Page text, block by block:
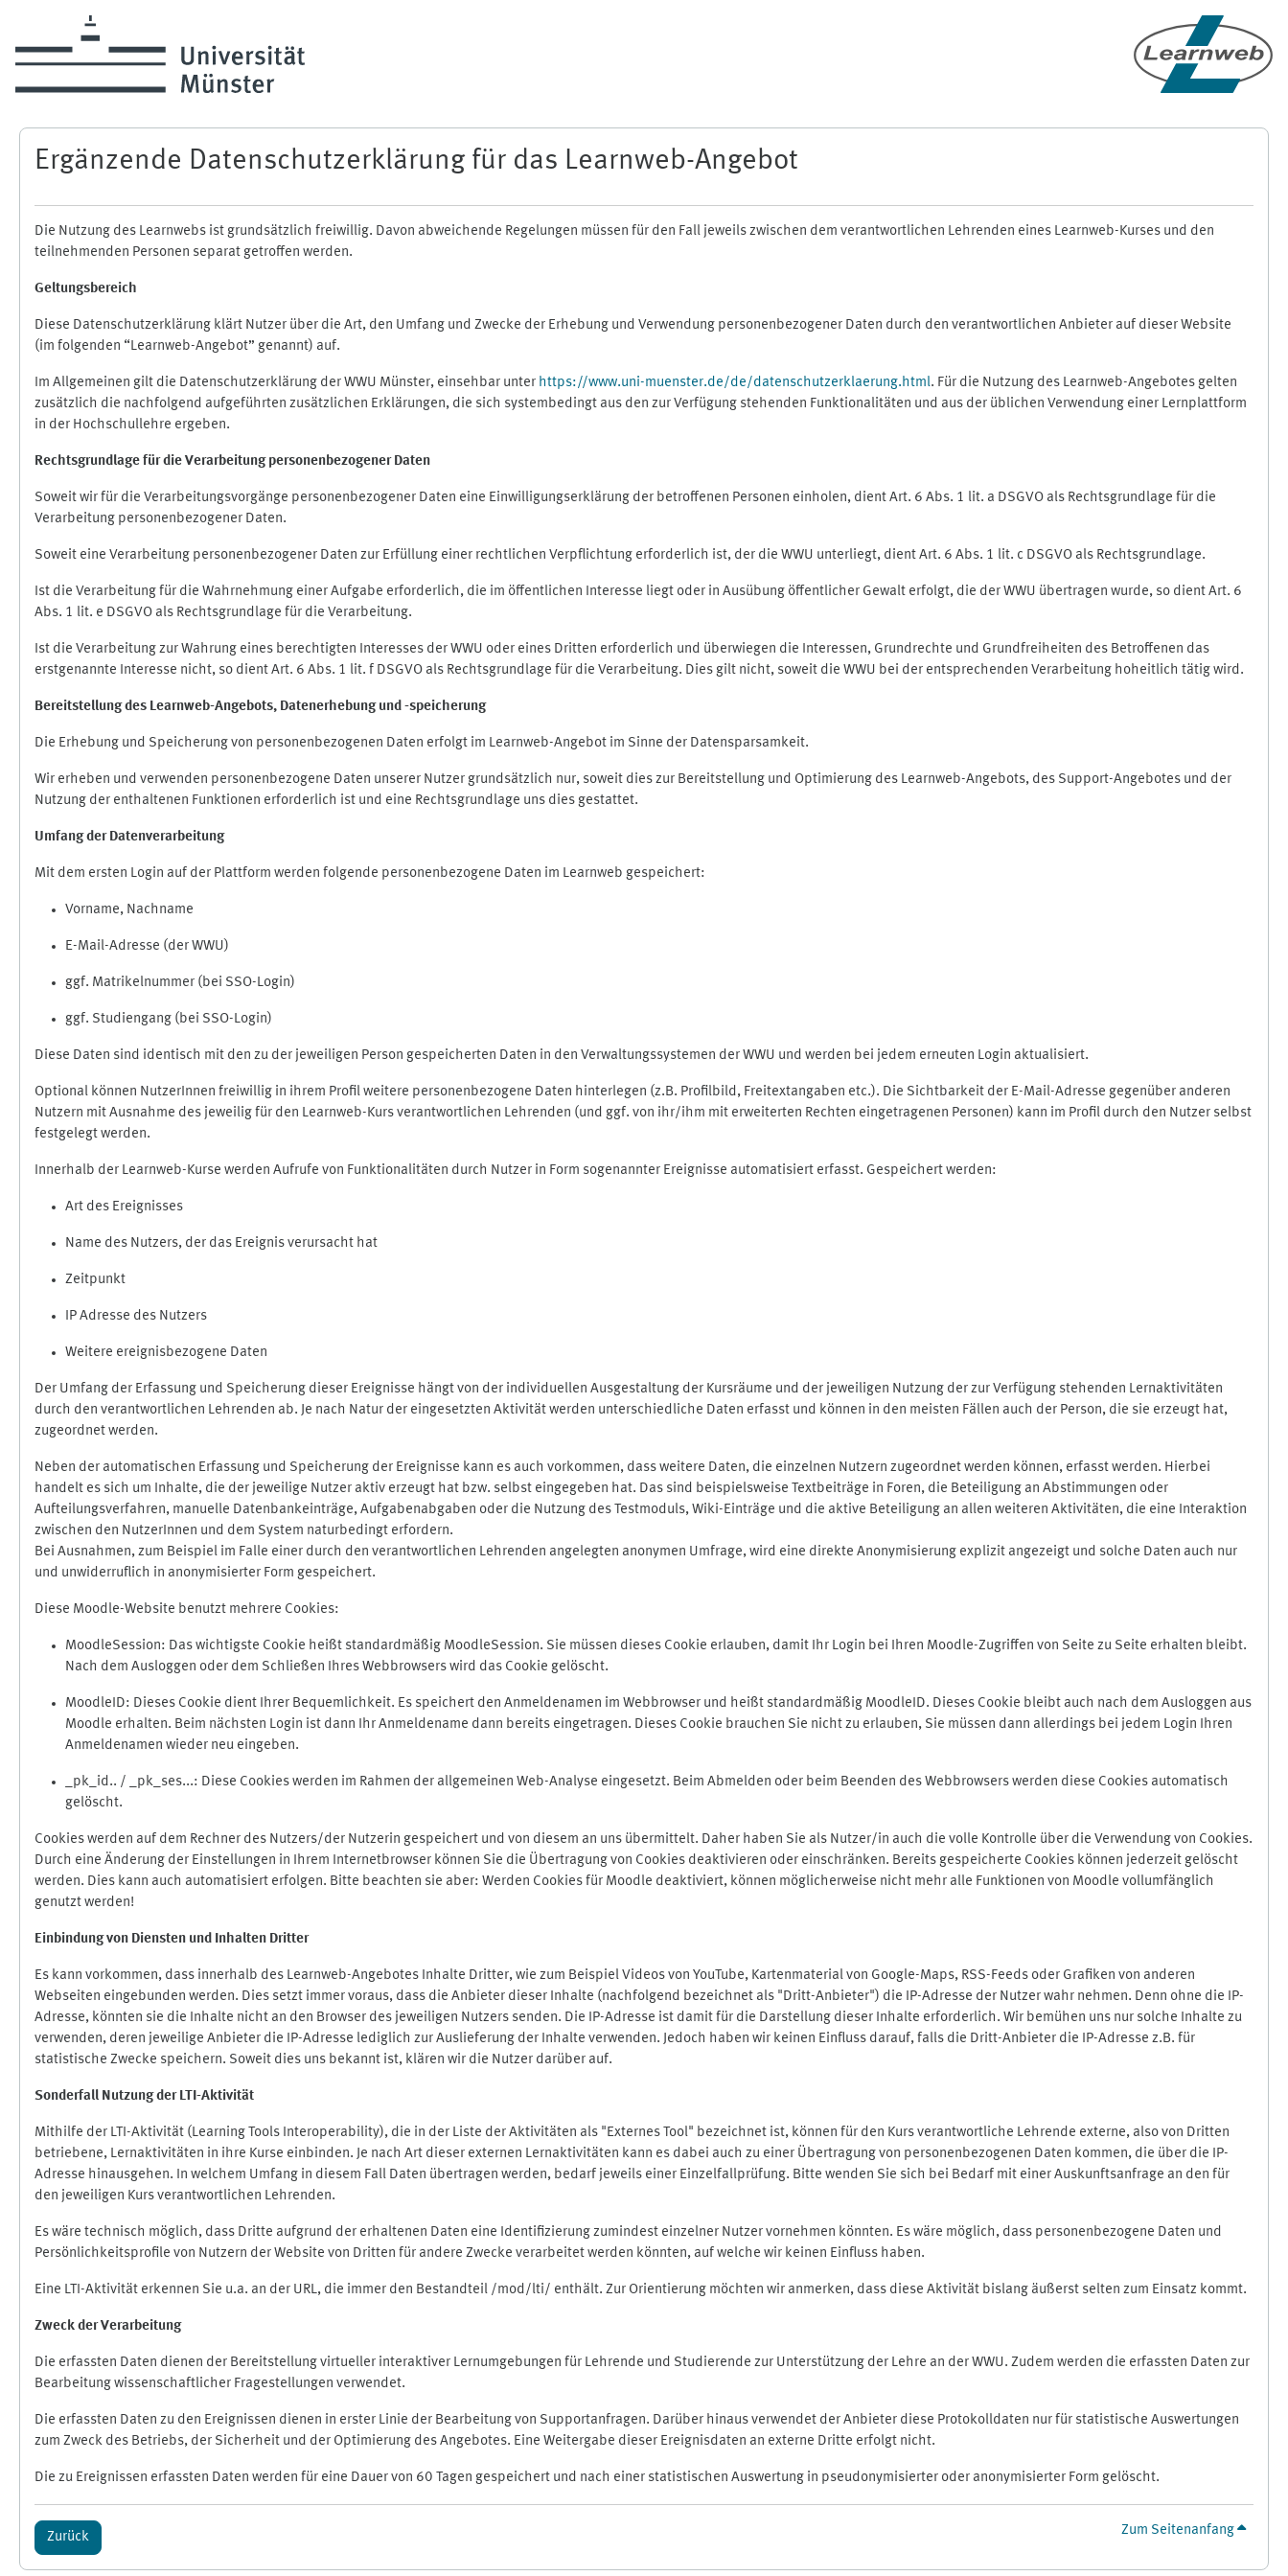
Ergänzende Datenschutzerklärung für das Learnweb-Angebot
Die Nutzung des Learnwebs ist grundsätzlich freiwillig. Davon abweichende Regelungen müssen für den Fall jeweils zwischen dem verantwortlichen Lehrenden eines Learnweb-Kurses und den
teilnehmenden Personen separat getroffen werden.
Geltungsbereich
Diese Datenschutzerklärung klärt Nutzer über die Art, den Umfang und Zwecke der Erhebung und Verwendung personenbezogener Daten durch den verantwortlichen Anbieter auf dieser Website
(im folgenden “Learnweb-Angebot” genannt) auf.
Im Allgemeinen gilt die Datenschutzerklärung der WWU Münster, einsehbar unter https://www.uni-muenster.de/de/datenschutzerklaerung.html. Für die Nutzung des Learnweb-Angebotes gelten
zusätzlich die nachfolgend aufgeführten zusätzlichen Erklärungen, die sich systembedingt aus den zur Verfügung stehenden Funktionalitäten und aus der üblichen Verwendung einer Lernplattform
in der Hochschullehre ergeben.
Rechtsgrundlage für die Verarbeitung personenbezogener Daten
Soweit wir für die Verarbeitungsvorgänge personenbezogener Daten eine Einwilligungserklärung der betroffenen Personen einholen, dient Art. 6 Abs. 1 lit. a DSGVO als Rechtsgrundlage für die
Verarbeitung personenbezogener Daten.
Soweit eine Verarbeitung personenbezogener Daten zur Erfüllung einer rechtlichen Verpflichtung erforderlich ist, der die WWU unterliegt, dient Art. 6 Abs. 1 lit. c DSGVO als Rechtsgrundlage.
Ist die Verarbeitung für die Wahrnehmung einer Aufgabe erforderlich, die im öffentlichen Interesse liegt oder in Ausübung öffentlicher Gewalt erfolgt, die der WWU übertragen wurde, so dient Art. 6
Abs. 1 lit. e DSGVO als Rechtsgrundlage für die Verarbeitung.
Ist die Verarbeitung zur Wahrung eines berechtigten Interesses der WWU oder eines Dritten erforderlich und überwiegen die Interessen, Grundrechte und Grundfreiheiten des Betroffenen das
erstgenannte Interesse nicht, so dient Art. 6 Abs. 1 lit. f DSGVO als Rechtsgrundlage für die Verarbeitung. Dies gilt nicht, soweit die WWU bei der entsprechenden Verarbeitung hoheitlich tätig wird.
Bereitstellung des Learnweb-Angebots, Datenerhebung und -speicherung
Die Erhebung und Speicherung von personenbezogenen Daten erfolgt im Learnweb-Angebot im Sinne der Datensparsamkeit.
Wir erheben und verwenden personenbezogene Daten unserer Nutzer grundsätzlich nur, soweit dies zur Bereitstellung und Optimierung des Learnweb-Angebots, des Support-Angebotes und der
Nutzung der enthaltenen Funktionen erforderlich ist und eine Rechtsgrundlage uns dies gestattet.
Umfang der Datenverarbeitung
Mit dem ersten Login auf der Plattform werden folgende personenbezogene Daten im Learnweb gespeichert:
Vorname, Nachname
E-Mail-Adresse (der WWU)
ggf. Matrikelnummer (bei SSO-Login)
ggf. Studiengang (bei SSO-Login)
Diese Daten sind identisch mit den zu der jeweiligen Person gespeicherten Daten in den Verwaltungssystemen der WWU und werden bei jedem erneuten Login aktualisiert.
Optional können NutzerInnen freiwillig in ihrem Profil weitere personenbezogene Daten hinterlegen (z.B. Profilbild, Freitextangaben etc.). Die Sichtbarkeit der E-Mail-Adresse gegenüber anderen
Nutzern mit Ausnahme des jeweilig für den Learnweb-Kurs verantwortlichen Lehrenden (und ggf. von ihr/ihm mit erweiterten Rechten eingetragenen Personen) kann im Profil durch den Nutzer selbst
festgelegt werden.
Innerhalb der Learnweb-Kurse werden Aufrufe von Funktionalitäten durch Nutzer in Form sogenannter Ereignisse automatisiert erfasst. Gespeichert werden:
Art des Ereignisses
Name des Nutzers, der das Ereignis verursacht hat
Zeitpunkt
IP Adresse des Nutzers
Weitere ereignisbezogene Daten
Der Umfang der Erfassung und Speicherung dieser Ereignisse hängt von der individuellen Ausgestaltung der Kursräume und der jeweiligen Nutzung der zur Verfügung stehenden Lernaktivitäten
durch den verantwortlichen Lehrenden ab. Je nach Natur der eingesetzten Aktivität werden unterschiedliche Daten erfasst und können in den meisten Fällen auch der Person, die sie erzeugt hat,
zugeordnet werden.
Neben der automatischen Erfassung und Speicherung der Ereignisse kann es auch vorkommen, dass weitere Daten, die einzelnen Nutzern zugeordnet werden können, erfasst werden. Hierbei
handelt es sich um Inhalte, die der jeweilige Nutzer aktiv erzeugt hat bzw. selbst eingegeben hat. Das sind beispielsweise Textbeiträge in Foren, die Beteiligung an Abstimmungen oder
Aufteilungsverfahren, manuelle Datenbankeinträge, Aufgabenabgaben oder die Nutzung des Testmoduls, Wiki-Einträge und die aktive Beteiligung an allen weiteren Aktivitäten, die eine Interaktion
zwischen den NutzerInnen und dem System naturbedingt erfordern.
Bei Ausnahmen, zum Beispiel im Falle einer durch den verantwortlichen Lehrenden angelegten anonymen Umfrage, wird eine direkte Anonymisierung explizit angezeigt und solche Daten auch nur
und unwiderruflich in anonymisierter Form gespeichert.
Diese Moodle-Website benutzt mehrere Cookies:
MoodleSession: Das wichtigste Cookie heißt standardmäßig MoodleSession. Sie müssen dieses Cookie erlauben, damit Ihr Login bei Ihren Moodle-Zugriffen von Seite zu Seite erhalten bleibt.
Nach dem Ausloggen oder dem Schließen Ihres Webbrowsers wird das Cookie gelöscht.
MoodleID: Dieses Cookie dient Ihrer Bequemlichkeit. Es speichert den Anmeldenamen im Webbrowser und heißt standardmäßig MoodleID. Dieses Cookie bleibt auch nach dem Ausloggen aus
Moodle erhalten. Beim nächsten Login ist dann Ihr Anmeldename dann bereits eingetragen. Dieses Cookie brauchen Sie nicht zu erlauben, Sie müssen dann allerdings bei jedem Login Ihren
Anmeldenamen wieder neu eingeben.
_pk_id.. / _pk_ses...: Diese Cookies werden im Rahmen der allgemeinen Web-Analyse eingesetzt. Beim Abmelden oder beim Beenden des Webbrowsers werden diese Cookies automatisch
gelöscht.
Cookies werden auf dem Rechner des Nutzers/der Nutzerin gespeichert und von diesem an uns übermittelt. Daher haben Sie als Nutzer/in auch die volle Kontrolle über die Verwendung von Cookies.
Durch eine Änderung der Einstellungen in Ihrem Internetbrowser können Sie die Übertragung von Cookies deaktivieren oder einschränken. Bereits gespeicherte Cookies können jederzeit gelöscht
werden. Dies kann auch automatisiert erfolgen. Bitte beachten sie aber: Werden Cookies für Moodle deaktiviert, können möglicherweise nicht mehr alle Funktionen von Moodle vollumfänglich
genutzt werden!
Einbindung von Diensten und Inhalten Dritter
Es kann vorkommen, dass innerhalb des Learnweb-Angebotes Inhalte Dritter, wie zum Beispiel Videos von YouTube, Kartenmaterial von Google-Maps, RSS-Feeds oder Grafiken von anderen
Webseiten eingebunden werden. Dies setzt immer voraus, dass die Anbieter dieser Inhalte (nachfolgend bezeichnet als "Dritt-Anbieter") die IP-Adresse der Nutzer wahr nehmen. Denn ohne die IP-
Adresse, könnten sie die Inhalte nicht an den Browser des jeweiligen Nutzers senden. Die IP-Adresse ist damit für die Darstellung dieser Inhalte erforderlich. Wir bemühen uns nur solche Inhalte zu
verwenden, deren jeweilige Anbieter die IP-Adresse lediglich zur Auslieferung der Inhalte verwenden. Jedoch haben wir keinen Einfluss darauf, falls die Dritt-Anbieter die IP-Adresse z.B. für
statistische Zwecke speichern. Soweit dies uns bekannt ist, klären wir die Nutzer darüber auf.
Sonderfall Nutzung der LTI-Aktivität
Mithilfe der LTI-Aktivität (Learning Tools Interoperability), die in der Liste der Aktivitäten als "Externes Tool" bezeichnet ist, können für den Kurs verantwortliche Lehrende externe, also von Dritten
betriebene, Lernaktivitäten in ihre Kurse einbinden. Je nach Art dieser externen Lernaktivitäten kann es dabei auch zu einer Übertragung von personenbezogenen Daten kommen, die über die IP-
Adresse hinausgehen. In welchem Umfang in diesem Fall Daten übertragen werden, bedarf jeweils einer Einzelfallprüfung. Bitte wenden Sie sich bei Bedarf mit einer Auskunftsanfrage an den für
den jeweiligen Kurs verantwortlichen Lehrenden.
Es wäre technisch möglich, dass Dritte aufgrund der erhaltenen Daten eine Identifizierung zumindest einzelner Nutzer vornehmen könnten. Es wäre möglich, dass personenbezogene Daten und
Persönlichkeitsprofile von Nutzern der Website von Dritten für andere Zwecke verarbeitet werden könnten, auf welche wir keinen Einfluss haben.
Eine LTI-Aktivität erkennen Sie u.a. an der URL, die immer den Bestandteil /mod/lti/ enthält. Zur Orientierung möchten wir anmerken, dass diese Aktivität bislang äußerst selten zum Einsatz kommt.
Zweck der Verarbeitung
Die erfassten Daten dienen der Bereitstellung virtueller interaktiver Lernumgebungen für Lehrende und Studierende zur Unterstützung der Lehre an der WWU. Zudem werden die erfassten Daten zur
Bearbeitung wissenschaftlicher Fragestellungen verwendet.
Die erfassten Daten zu den Ereignissen dienen in erster Linie der Bearbeitung von Supportanfragen. Darüber hinaus verwendet der Anbieter diese Protokolldaten nur für statistische Auswertungen
zum Zweck des Betriebs, der Sicherheit und der Optimierung des Angebotes. Eine Weitergabe dieser Ereignisdaten an externe Dritte erfolgt nicht.
Die zu Ereignissen erfassten Daten werden für eine Dauer von 60 Tagen gespeichert und nach einer statistischen Auswertung in pseudonymisierter oder anonymisierter Form gelöscht.
Zurück Zum Seitenanfang